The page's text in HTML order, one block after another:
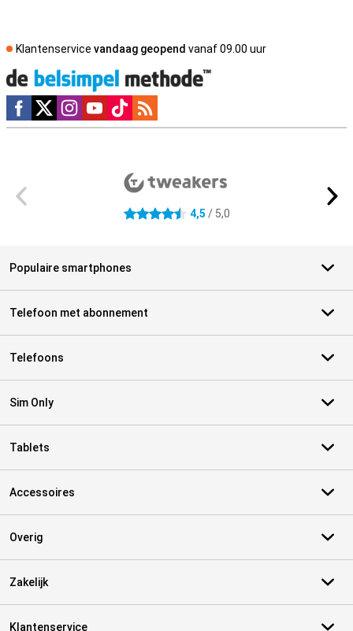
Klantenservice vandaag geopend vanaf 09.00 uur
Social media
4.5 sterren 4,5 / 5,0
Populaire smartphones
Telefoon met abonnement
Telefoons
Sim Only
Tablets
Accessoires
Overig
Zakelijk
Klantenservice